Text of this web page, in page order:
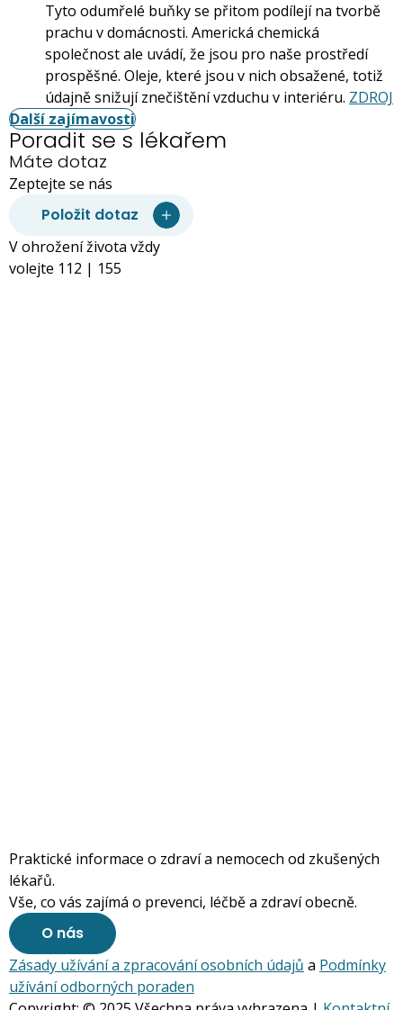
Tyto odumřelé buňky se přitom podílejí na tvorbě
prachu v domácnosti. Americká chemická
společnost ale uvádí, že jsou pro naše prostředí
prospěšné. Oleje, které jsou v nich obsažené, totiž
údajně snižují znečištění vzduchu v interiéru. ZDROJ
Další zajímavosti
Poradit se s lékařem
Máte dotaz
Zeptejte se nás
Položit dotaz
V ohrožení života vždy
volejte 112 | 155
Praktické informace o zdraví a nemocech od zkušených
lékařů.
Vše, co vás zajímá o prevenci, léčbě a zdraví obecně.
O nás
Zásady užívání a zpracování osobních údajů a Podmínky
užívání odborných poraden